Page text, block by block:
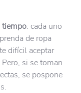
tiempo: cada uno
de ropa
difícil aceptar
si se toman
se pospone